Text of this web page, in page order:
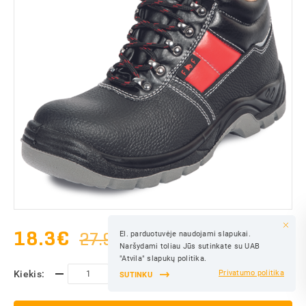
18.3€27.90€
Kiekis:
El. parduotuvėje naudojami slapukai.
Naršydami toliau Jūs sutinkate su UAB
"Atvila" slapukų politika.
SUTINKU
Privatumo politika
IŠSAUGOTI
IŠSAUGOTI